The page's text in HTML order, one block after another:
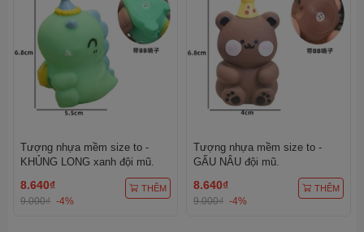
Tượng nhựa mềm size to -
KHỦNG LONG xanh đội mũ.
8.640₫
9.000₫ -4%
THÊM
Tượng nhựa mềm size to -
GẤU NÂU đội mũ.
8.640₫
9.000₫ -4%
THÊM